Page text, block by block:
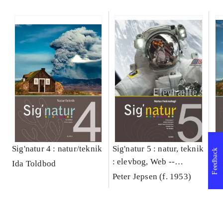
Sig'natur 4 : natur/teknik
Ida Toldbod
Sig'natur 5 : natur, teknik
: elevbog, Web --
Elevhæfte
Peter Jepsen (f. 1953)
--
Feedback